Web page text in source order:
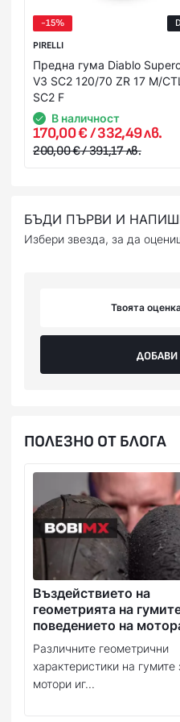
процес на смесване, от
смеси с високо
последно поколение
подобрят сцеплението на
страна гарантира
[table][tr][td]
[/td][td]
ШИРОК СПЕКТЪР НА
[/td][td]
ОПТИМАЛНО СЦЕПЛЕНИЕ
[/td][/tr][tr][td]
WSBK ПРОФИЛ
БЪРЗА РЕАКЦИЯ НА
[/td][td]
СПОРТНО УПРАВЛЕНИЕ
[/td][/tr][tr][td]
РЕЙСИНГ ШАРКА
-15%
PIRELLI
Предна гума Diablo
V3 SC2 120/70 ZR 17 M/
SC2 F
В наличност
170,00 € / 332,49 лв.
200,00 € / 391,17 лв.
БЪДИ ПЪРВИ И
Избери звезда, за да
Твоята
ПОЛЕЗНО ОТ БЛОГА
Въздействието на
геометрията на
поведението на
Различните геометрични
характеристики на гумите
мотори иг...